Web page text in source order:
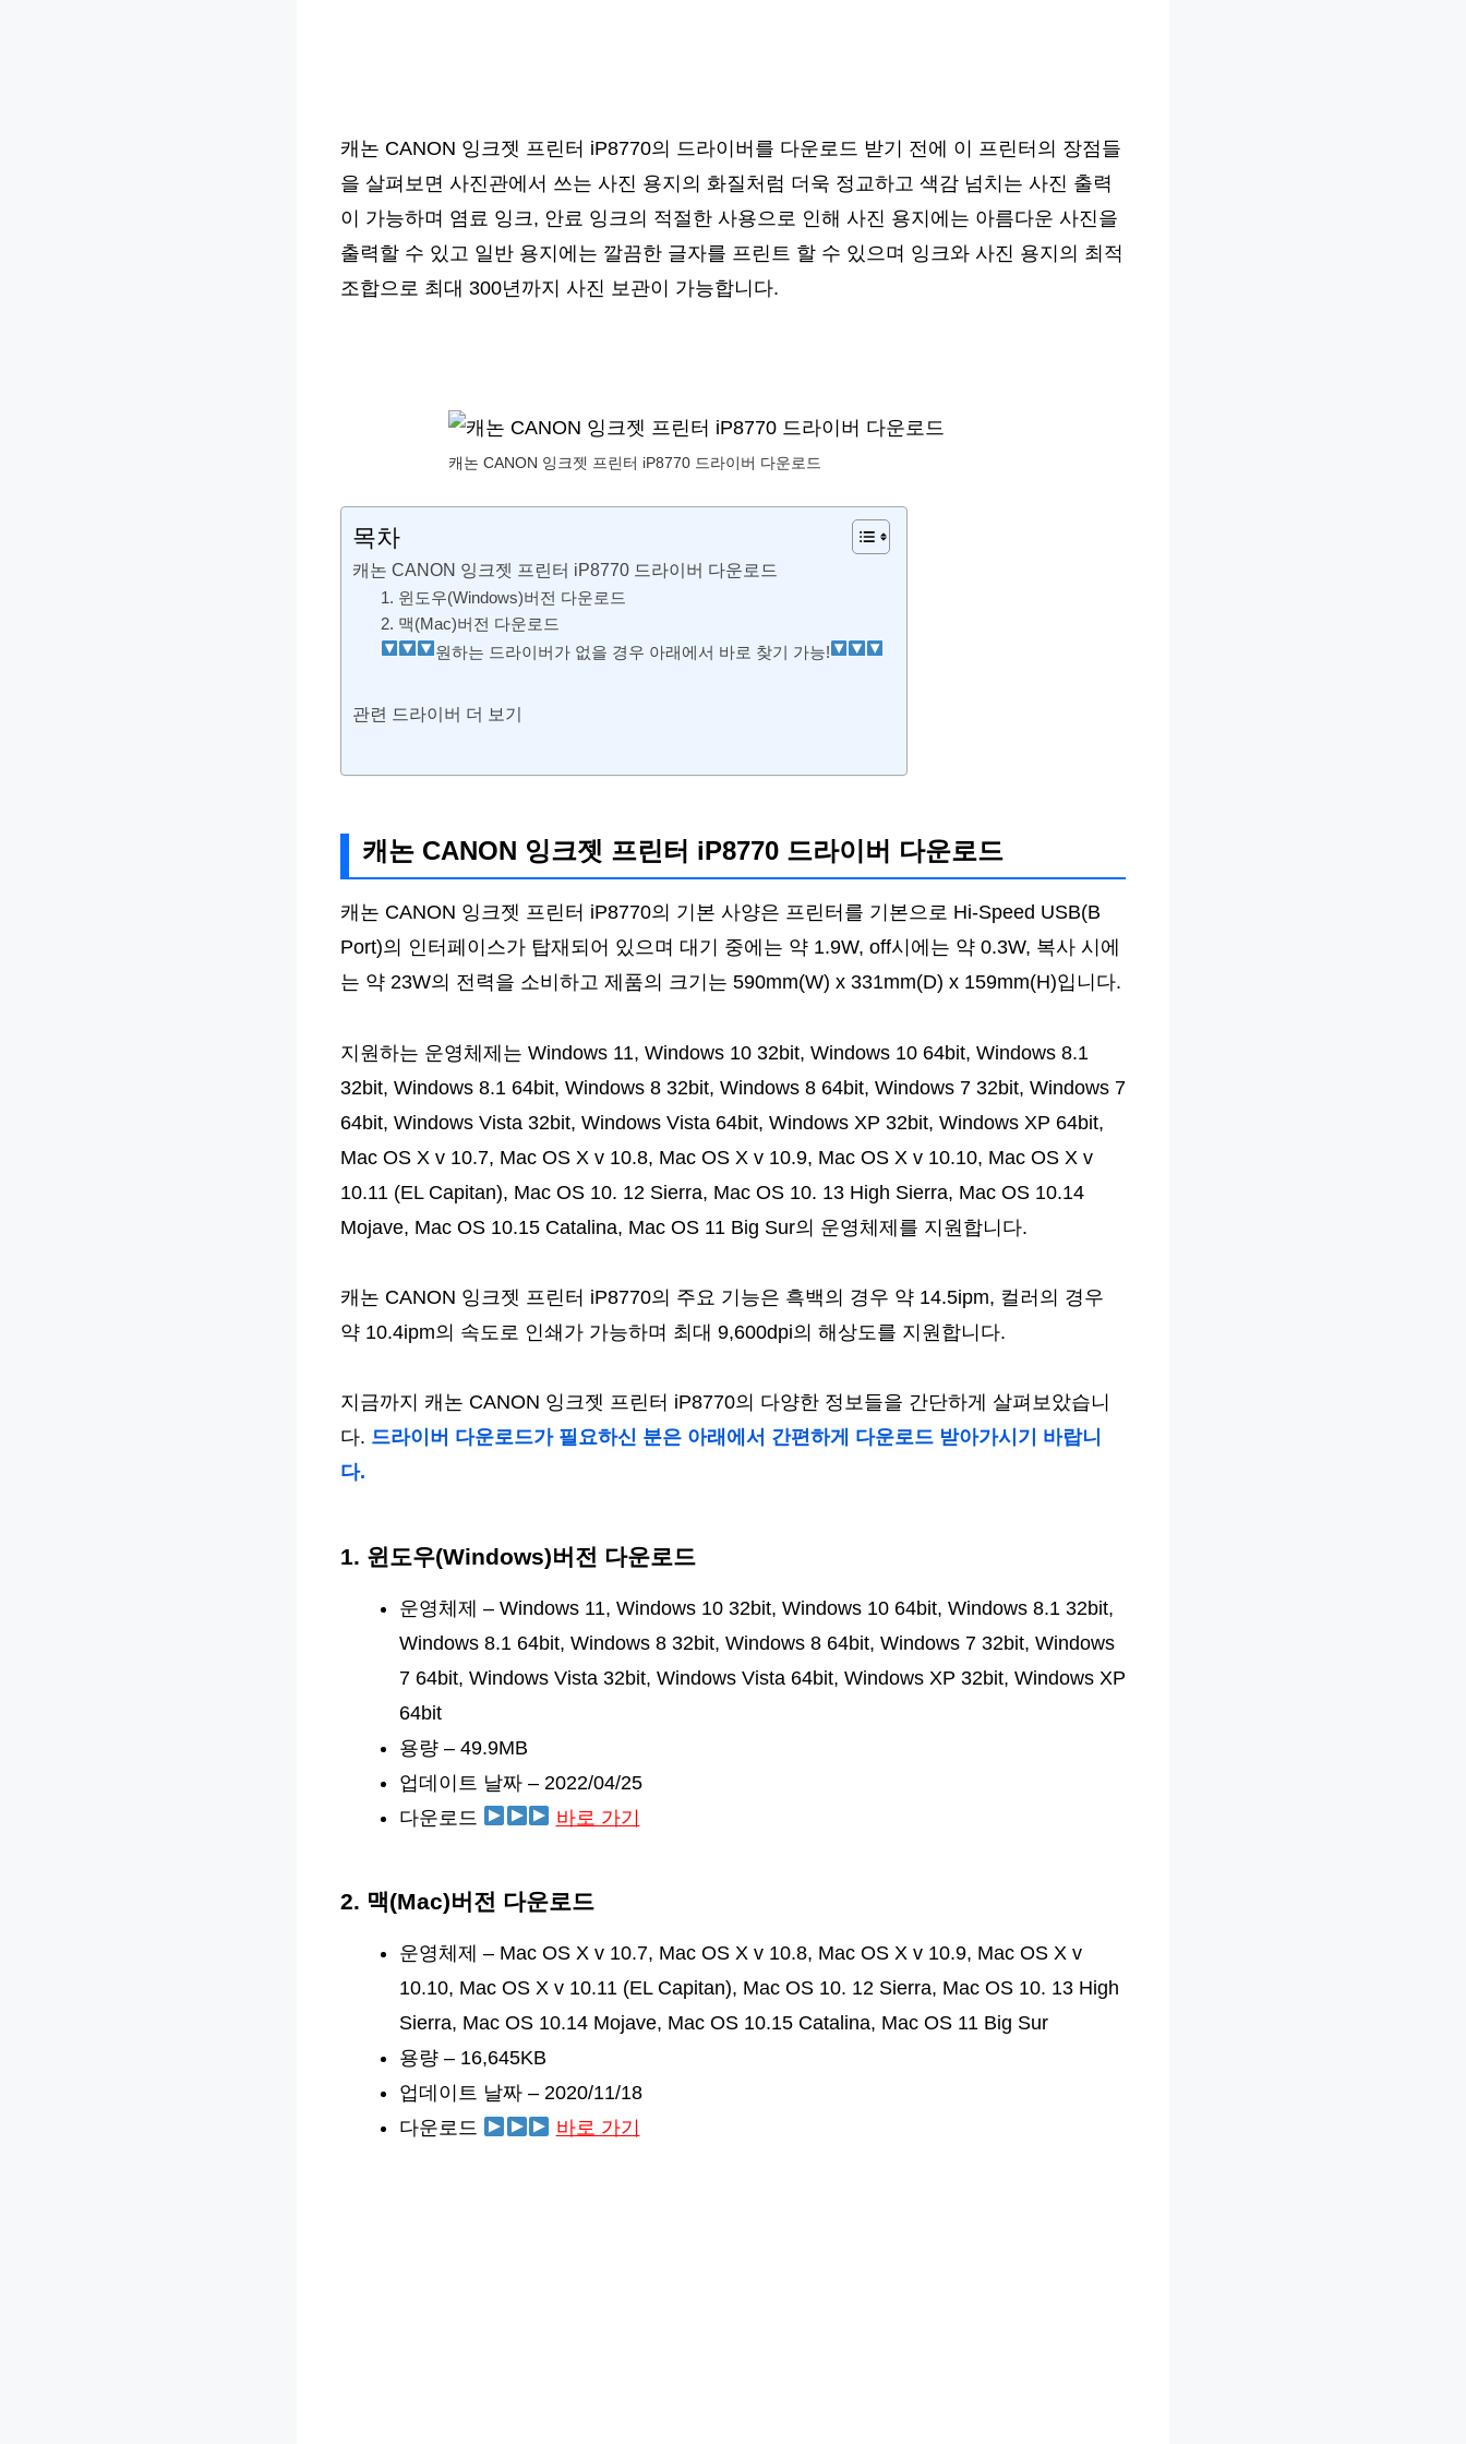
캐논 CANON 잉크젯 프린터 iP8770의 드라이버를 다운로드 받기 전에 이 프린터의 장점들
을 살펴보면 사진관에서 쓰는 사진 용지의 화질처럼 더욱 정교하고 색감 넘치는 사진 출력
이 가능하며 염료 잉크, 안료 잉크의 적절한 사용으로 인해 사진 용지에는 아름다운 사진을
출력할 수 있고 일반 용지에는 깔끔한 글자를 프린트 할 수 있으며 잉크와 사진 용지의 최적
조합으로 최대 300년까지 사진 보관이 가능합니다.
캐논 CANON 잉크젯 프린터 iP8770 드라이버 다운로드
목차
캐논 CANON 잉크젯 프린터 iP8770 드라이버 다운로드
1. 윈도우(Windows)버전 다운로드
2. 맥(Mac)버전 다운로드
원하는 드라이버가 없을 경우 아래에서 바로 찾기 가능!
관련 드라이버 더 보기
캐논 CANON 잉크젯 프린터 iP8770 드라이버 다운로드
캐논 CANON 잉크젯 프린터 iP8770의 기본 사양은 프린터를 기본으로 Hi-Speed USB(B
Port)의 인터페이스가 탑재되어 있으며 대기 중에는 약 1.9W, off시에는 약 0.3W, 복사 시에
는 약 23W의 전력을 소비하고 제품의 크기는 590mm(W) x 331mm(D) x 159mm(H)입니다.
지원하는 운영체제는 Windows 11, Windows 10 32bit, Windows 10 64bit, Windows 8.1
32bit, Windows 8.1 64bit, Windows 8 32bit, Windows 8 64bit, Windows 7 32bit, Windows 7
64bit, Windows Vista 32bit, Windows Vista 64bit, Windows XP 32bit, Windows XP 64bit,
Mac OS X v 10.7, Mac OS X v 10.8, Mac OS X v 10.9, Mac OS X v 10.10, Mac OS X v
10.11 (EL Capitan), Mac OS 10. 12 Sierra, Mac OS 10. 13 High Sierra, Mac OS 10.14
Mojave, Mac OS 10.15 Catalina, Mac OS 11 Big Sur의 운영체제를 지원합니다.
캐논 CANON 잉크젯 프린터 iP8770의 주요 기능은 흑백의 경우 약 14.5ipm, 컬러의 경우
약 10.4ipm의 속도로 인쇄가 가능하며 최대 9,600dpi의 해상도를 지원합니다.
지금까지 캐논 CANON 잉크젯 프린터 iP8770의 다양한 정보들을 간단하게 살펴보았습니
다. 드라이버 다운로드가 필요하신 분은 아래에서 간편하게 다운로드 받아가시기 바랍니
다.
1. 윈도우(Windows)버전 다운로드
운영체제 – Windows 11, Windows 10 32bit, Windows 10 64bit, Windows 8.1 32bit,
Windows 8.1 64bit, Windows 8 32bit, Windows 8 64bit, Windows 7 32bit, Windows
7 64bit, Windows Vista 32bit, Windows Vista 64bit, Windows XP 32bit, Windows XP
64bit
용량 – 49.9MB
업데이트 날짜 – 2022/04/25
다운로드
바로 가기
2. 맥(Mac)버전 다운로드
운영체제 – Mac OS X v 10.7, Mac OS X v 10.8, Mac OS X v 10.9, Mac OS X v
10.10, Mac OS X v 10.11 (EL Capitan), Mac OS 10. 12 Sierra, Mac OS 10. 13 High
Sierra, Mac OS 10.14 Mojave, Mac OS 10.15 Catalina, Mac OS 11 Big Sur
용량 – 16,645KB
업데이트 날짜 – 2020/11/18
다운로드
바로 가기